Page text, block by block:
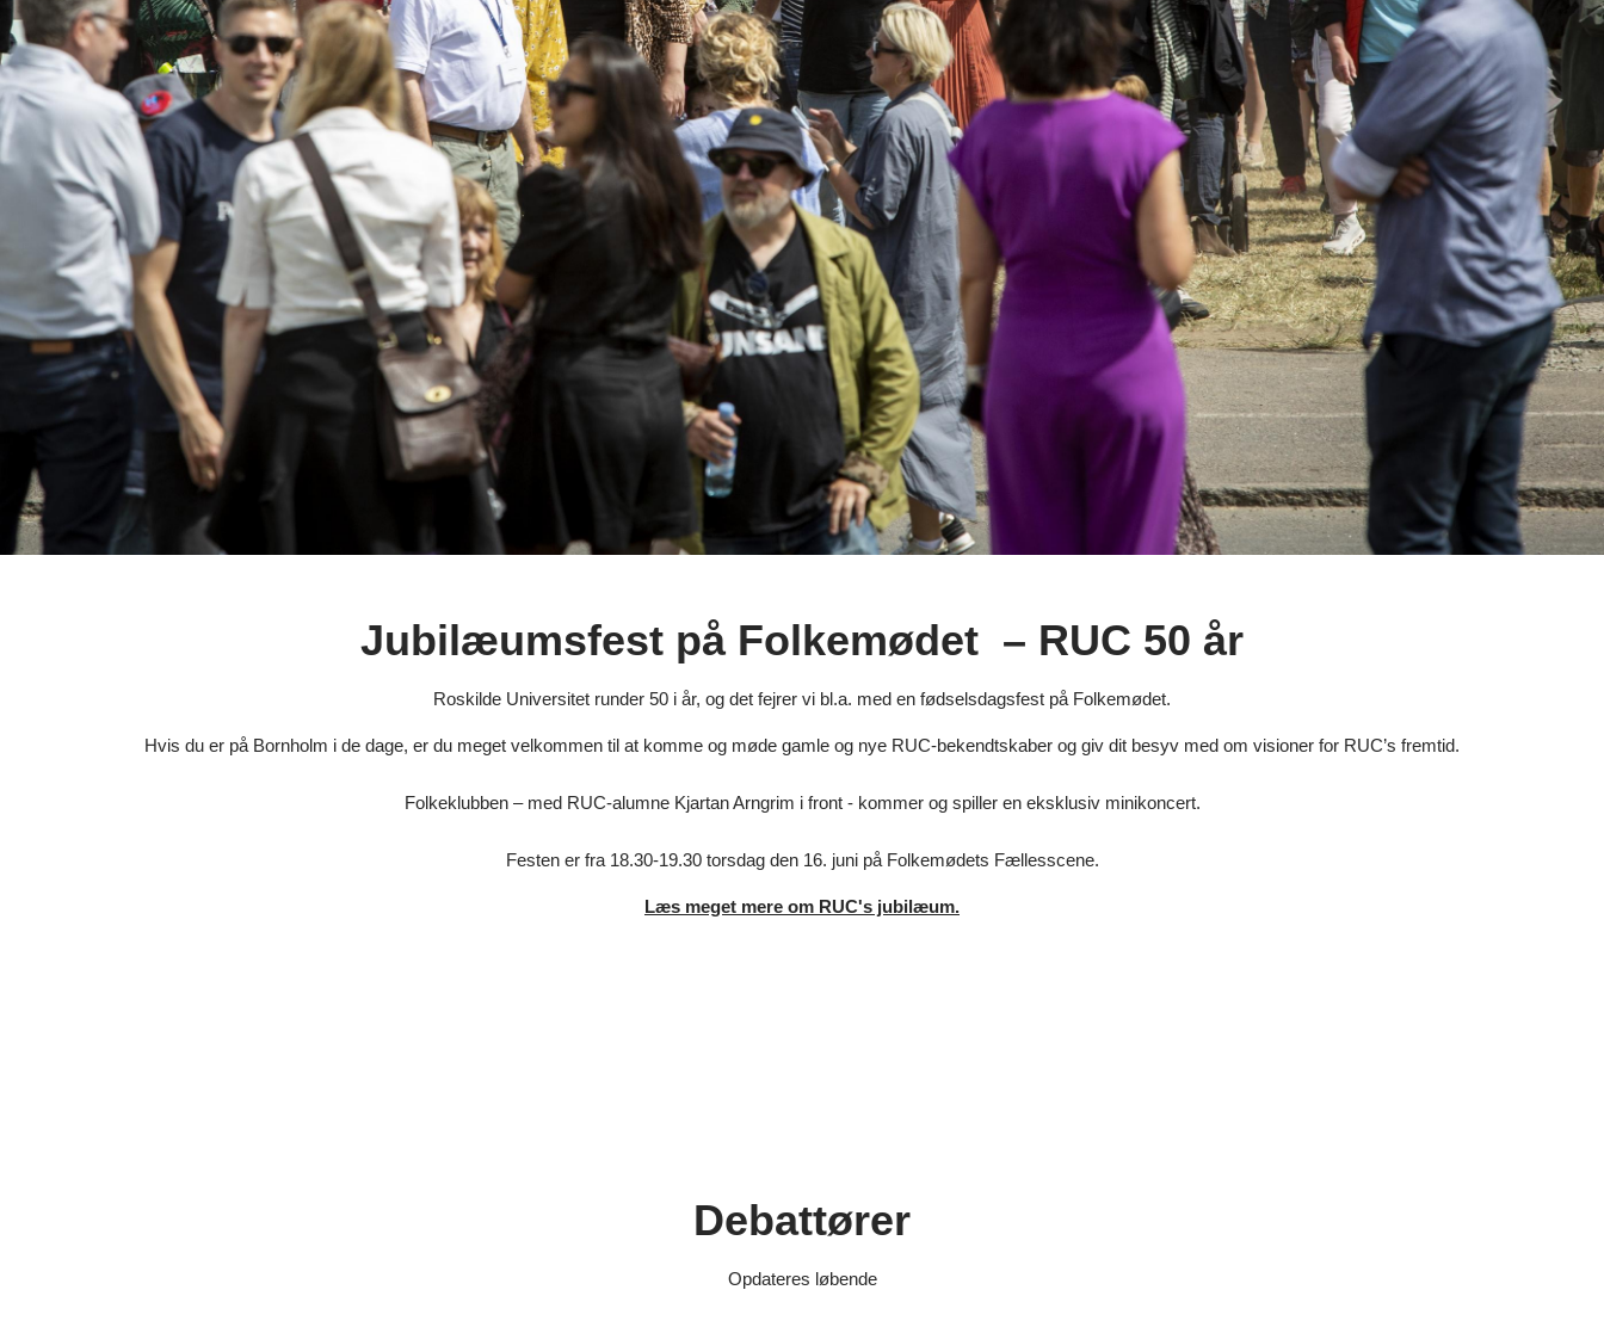
Jubilæumsfest på Folkemødet – RUC 50 år
Roskilde Universitet runder 50 i år, og det fejrer vi bl.a. med en fødselsdagsfest på Folkemødet.
Hvis du er på Bornholm i de dage, er du meget velkommen til at komme og møde gamle og nye RUC-bekendtskaber og giv dit besyv med om visioner for RUC’s fremtid.
Folkeklubben – med RUC-alumne Kjartan Arngrim i front - kommer og spiller en eksklusiv minikoncert.
Festen er fra 18.30-19.30 torsdag den 16. juni på Folkemødets Fællesscene.
Læs meget mere om RUC's jubilæum.
Debattører
Opdateres løbende